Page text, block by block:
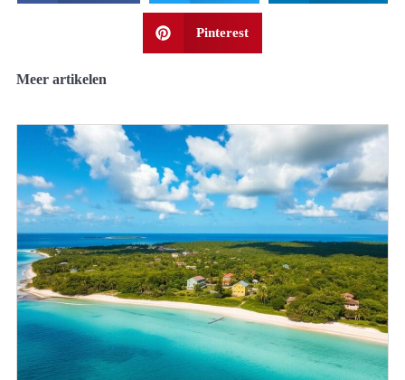
Pinterest
Meer artikelen